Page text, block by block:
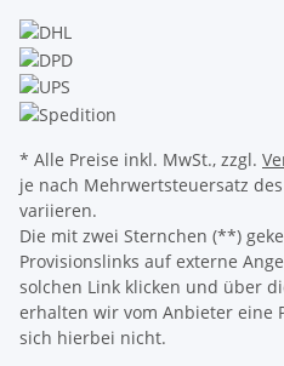
* Alle Preise inkl. MwSt., zzgl.
je nach Mehrwertsteuersatz
variieren.
Die mit zwei Sternchen (**)
Provisionslinks auf externe
solchen Link klicken und über
erhalten wir vom Anbieter eine
sich hierbei nicht.